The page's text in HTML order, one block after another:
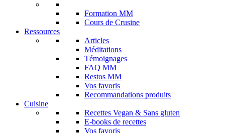
Formation MM
Cours de Crusine
Ressources
Articles
Méditations
Témoignages
FAQ MM
Restos MM
Vos favoris
Recommandations produits
Cuisine
Recettes Vegan & Sans gluten
E-books de recettes
Vos favoris